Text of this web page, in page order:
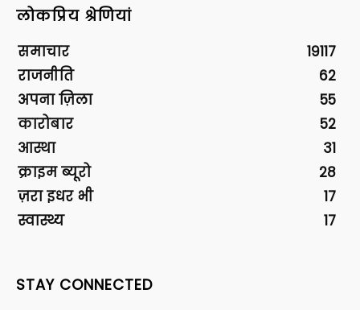
लोकप्रिय श्रेणियां
समाचार
19117
राजनीति
62
अपना ज़िला
55
कारोबार
52
आस्था
31
क्राइम ब्यूरो
28
ज़रा इधर भी
17
स्वास्थ्य
17
STAY CONNECTED